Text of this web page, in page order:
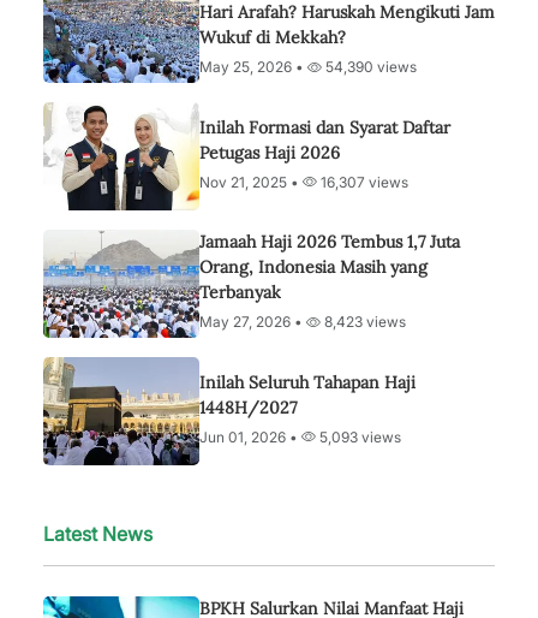
Hari Arafah? Haruskah Mengikuti Jam
Wukuf di Mekkah?
May 25, 2026 • 54,390 views
Inilah Formasi dan Syarat Daftar
Petugas Haji 2026
Nov 21, 2025 • 16,307 views
Jamaah Haji 2026 Tembus 1,7 Juta
Orang, Indonesia Masih yang
Terbanyak
May 27, 2026 • 8,423 views
Inilah Seluruh Tahapan Haji
1448H/2027
Jun 01, 2026 • 5,093 views
Latest News
BPKH Salurkan Nilai Manfaat Haji